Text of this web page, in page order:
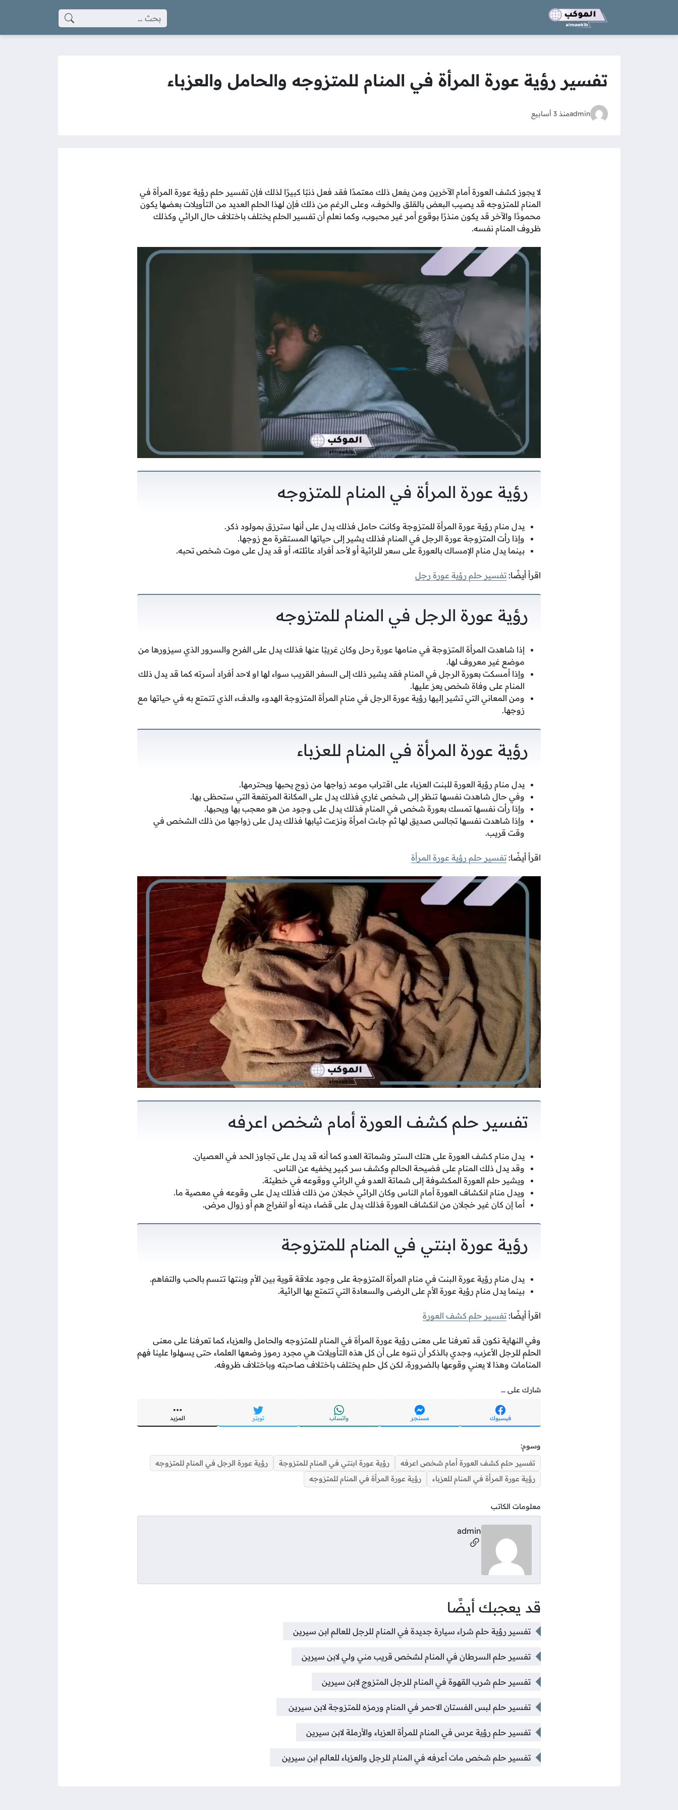
البحث عن:
تفسير رؤية عورة المرأة في المنام للمتزوجه والحامل والعزباء
adminمنذ 3 أسابيع
لا يجوز كشف العورة أمام الآخرين ومن يفعل ذلك معتمدًا فقد فعل ذنبًا كبيرًا لذلك فإن تفسير حلم رؤية عورة المرأة في
المنام للمتزوجه قد يصيب البعض بالقلق والخوف، وعلى الرغم من ذلك فإن لهذا الحلم العديد من التأويلات بعضها يكون
محمودًا والآخر قد يكون منذرًا بوقوع أمر غير محبوب، وكما نعلم أن تفسير الحلم يختلف باختلاف حال الرائي وكذلك
ظروف المنام نفسه.
رؤية عورة المرأة في المنام للمتزوجه
يدل منام رؤية عورة المرأة للمتزوجة وكانت حامل فذلك يدل على أنها سترزق بمولود ذكر.
وإذا رأت المتزوجة عورة الرجل في المنام فذلك يشير إلى حياتها المستقرة مع زوجها.
بينما يدل منام الإمساك بالعورة على سعر للرائية أو لأحد أفراد عائلته، أو قد يدل على موت شخص تحبه.
اقرأ أيضًا: تفسير حلم رؤية عورة رجل
رؤية عورة الرجل في المنام للمتزوجه
إذا شاهدت المرأة المتزوجة في منامها عورة رحل وكان غريبًا عنها فذلك يدل على الفرح والسرور الذي سيزورها من
موضع غير معروف لها.
وإذا أمسكت بعورة الرجل في المنام فقد يشير ذلك إلى السفر القريب سواء لها او لاحد أفراد أسرته كما قد يدل ذلك
المنام على وفاة شخص يعز عليها.
ومن المعاني التي تشير إليها رؤية عورة الرجل في منام المرأة المتزوجة الهدوء والدفء الذي تتمتع به في حياتها مع
زوجها.
رؤية عورة المرأة في المنام للعزباء
يدل منام رؤية العورة للبنت العزباء على اقتراب موعد زواجها من زوج يحبها ويحترمها.
وفي حال شاهدت نفسها تنظر إلى شخص غاري فذلك يدل على المكانة المرتفعة التي ستحظى بها.
وإذا رأت نفسها تمسك بعورة شخص في المنام فذلك يدل على وجود من هو معجب بها ويحبها.
وإذا شاهدت نفسها تجالس صديق لها ثم جاءت امرأة ونزعت ثيابها فذلك يدل على زواجها من ذلك الشخص في
وقت قريب.
اقرأ أيضًا: تفسير حلم رؤية عورة المرأة
تفسير حلم كشف العورة أمام شخص اعرفه
يدل منام كشف العورة على هتك الستر وشماتة العدو كما أنه قد يدل على تجاوز الحد في العصيان.
وقد يدل ذلك المنام على فضيحة الحالم وكشف سر كبير يخفيه عن الناس.
ويشير حلم العورة المكشوفة إلى شماتة العدو في الرائي ووقوعه في خطيئة.
ويدل منام انكشاف العورة أمام الناس وكان الرائي خجلان من ذلك فذلك يدل على وقوعه في معصية ما.
أما إن كان غير خجلان من انكشاف العورة فذلك يدل على قضاء دينه أو انفراج هم أو زوال مرض.
رؤية عورة ابنتي في المنام للمتزوجة
يدل منام رؤية عورة البنت في منام المرأة المتزوجة على وجود علاقة قوية بين الأم وبنتها تتسم بالحب والتفاهم.
بينما يدل منام رؤية عورة الأم على الرضى والسعادة التي تتمتع بها الرائية.
اقرأ أيضًا: تفسير حلم كشف العورة
وفي النهاية نكون قد تعرفنا على معنى رؤية عورة المرأة في المنام للمتزوجه والحامل والعزباء كما تعرفنا على معنى
الحلم للرجل الأعزب، وجدي بالذكر أن ننوه على أن كل هذه التأويلات هي مجرد رموز وضعها العلماء حتى يسهلوا علينا فهم
المنامات وهذا لا يعني وقوعها بالضرورة، لكن كل حلم يختلف باختلاف صاحبته وباختلاف ظروفه.
شارك على ...
فيسبوك مسنجر واتساب تويتر المزيد
وسوم:
تفسير حلم كشف العورة أمام شخص اعرفه
رؤية عورة ابنتي في المنام للمتزوجة
رؤية عورة الرجل في المنام للمتزوجه
رؤية عورة المرأة في المنام للعزباء
رؤية عورة المرأة في المنام للمتزوجه
معلومات الكاتب
admin
مواقع التواصل
قد يعجبك أيضًا
تفسير رؤية حلم شراء سيارة جديدة في المنام للرجل للعالم ابن سيرين
تفسير حلم السرطان في المنام لشخص قريب مني ولي لابن سيرين
تفسير حلم شرب القهوة في المنام للرجل المتزوج لابن سيرين
تفسير حلم لبس الفستان الاحمر في المنام ورمزه للمتزوجة لابن سيرين
تفسير حلم رؤية عرس في المنام للمرأة العزباء والأرملة لابن سيرين
تفسير حلم شخص مات أعرفه في المنام للرجل والعزباء للعالم ابن سيرين